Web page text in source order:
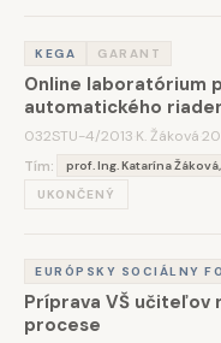
KEGA GARANT
Online laboratórium
automatického
032STU-4/2013 K. Žáková
Tím:
prof. Ing. Katarína
UKONČENÝ
EURÓPSKY SOCIÁLNY
Príprava VŠ učiteľov
procese